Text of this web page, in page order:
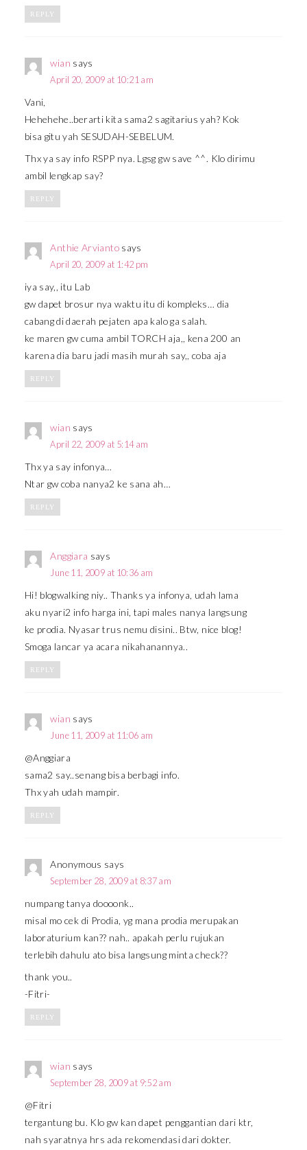
REPLY
wian says
April 20, 2009 at 10:21 am
Vani,
Hehehehe..berarti kita sama2 sagitarius yah? Kok
bisa gitu yah SESUDAH-SEBELUM.
Thx ya say info RSPP nya. Lgsg gw save ^^. Klo dirimu
ambil lengkap say?
REPLY
Anthie Arvianto says
April 20, 2009 at 1:42 pm
iya say,, itu Lab
gw dapet brosur nya waktu itu di kompleks… dia
cabang di daerah pejaten apa kalo ga salah.
ke maren gw cuma ambil TORCH aja,, kena 200 an
karena dia baru jadi masih murah say,, coba aja
REPLY
wian says
April 22, 2009 at 5:14 am
Thx ya say infonya…
Ntar gw coba nanya2 ke sana ah…
REPLY
Anggiara says
June 11, 2009 at 10:36 am
Hi! blogwalking niy.. Thanks ya infonya, udah lama
aku nyari2 info harga ini, tapi males nanya langsung
ke prodia. Nyasar trus nemu disini.. Btw, nice blog!
Smoga lancar ya acara nikahanannya..
REPLY
wian says
June 11, 2009 at 11:06 am
@Anggiara
sama2 say..senang bisa berbagi info.
Thx yah udah mampir.
REPLY
Anonymous says
September 28, 2009 at 8:37 am
numpang tanya doooonk..
misal mo cek di Prodia, yg mana prodia merupakan
laboraturium kan?? nah.. apakah perlu rujukan
terlebih dahulu ato bisa langsung minta check??
thank you..
-Fitri-
REPLY
wian says
September 28, 2009 at 9:52 am
@Fitri
tergantung bu. Klo gw kan dapet penggantian dari ktr,
nah syaratnya hrs ada rekomendasi dari dokter.